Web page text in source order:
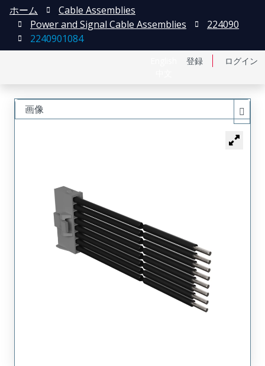
登録 ログイン
ホーム
Cable Assemblies
Power and Signal Cable Assemblies
224090
2240901084
画像